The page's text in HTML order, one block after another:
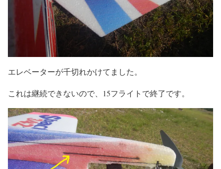
エレベーターが千切れかけてました。
これは継続できないので、15フライトで終了です。